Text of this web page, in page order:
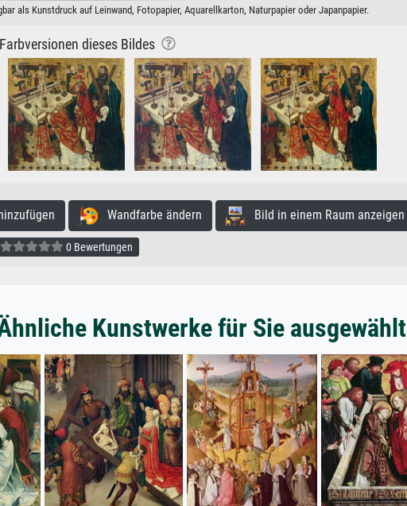
als Kunstdruck auf Leinwand, Fotopapier, Aquarellkarton, Naturpapier oder Japanpapier.
dieses Bildes
Wandfarbe ändern Bild in einem Raum anzeigen
0 Bewertungen
Kunstwerke für Sie ausgewählt